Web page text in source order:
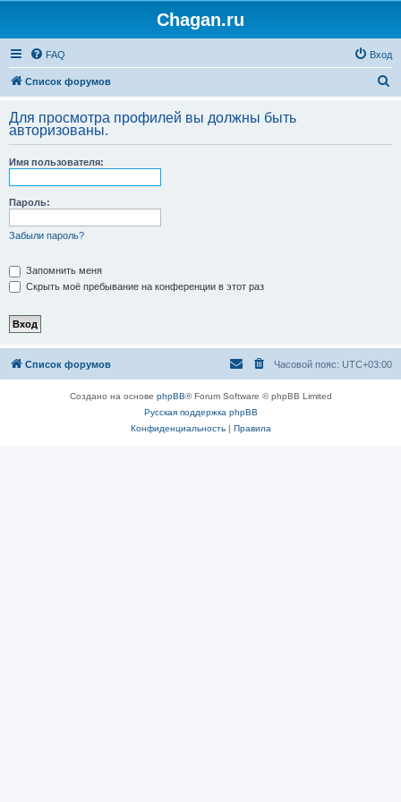
Chagan.ru
FAQ Вход
Список форумов
с
Для просмотра профилей вы должны быть
авторизованы.
Имя пользователя:
Пароль:
Забыли пароль?
Запомнить меня
Скрыть моё пребывание на конференции в этот раз
Список форумов Часовой пояс: UTC+03:00
Создано на основе phpBB® Forum Software © phpBB Limited
Русская поддержка phpBB
Конфиденциальность| Правила